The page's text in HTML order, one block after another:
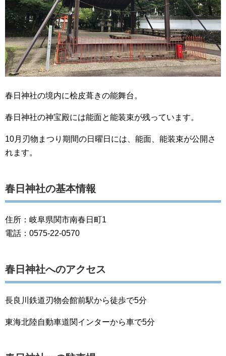
春日神社の境内に桧皮葺きの能舞台。
春日神社の神宝殿には能面と能装束が残っています。
10月刃物まつり期間の日曜日には、能面、能装束が公開さ
れます。
春日神社の基本情報
住所：岐阜県関市南春日町1
電話：0575-22-0570
春日神社へのアクセス
長良川鉄道刃物会館前駅から徒歩で5分
東海北陸自動車道関インターから車で5分